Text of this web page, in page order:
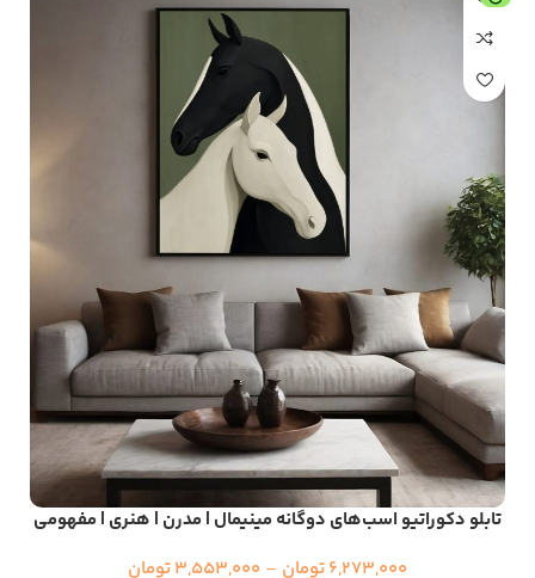
تابلو دکوراتیو اسب‌های دوگانه مینیمال | مدرن | هنری | مفهومی
6,273,000تومان –
3,553,000تومان